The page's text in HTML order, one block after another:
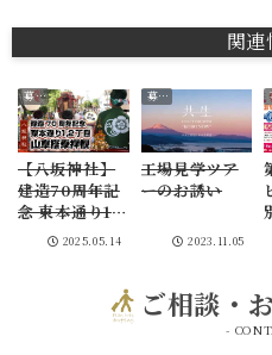
関連
募集･お知らせ
【八坂神社】
建造70周年記
念 東本通り1,2
丁目 山車搭乗
2025.05.14
募集･お知らせ
工場見学ツア
ーのお誘い
2023.11.05
ご相談・
-